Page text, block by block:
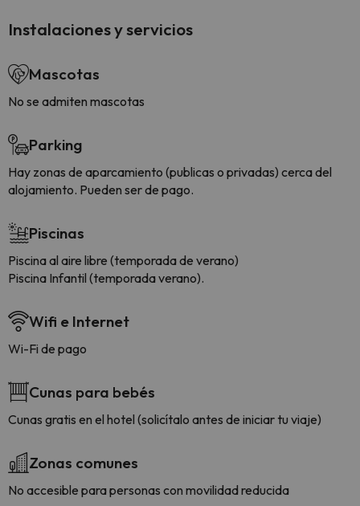
Instalaciones y servicios
Mascotas
No se admiten mascotas
Parking
Hay zonas de aparcamiento (publicas o privadas) cerca del
alojamiento. Pueden ser de pago.
Piscinas
Piscina al aire libre (temporada de verano)
Piscina Infantil (temporada verano).
Wifi e Internet
Wi-Fi de pago
Cunas para bebés
Cunas gratis en el hotel (solicítalo antes de iniciar tu viaje)
Zonas comunes
No accesible para personas con movilidad reducida